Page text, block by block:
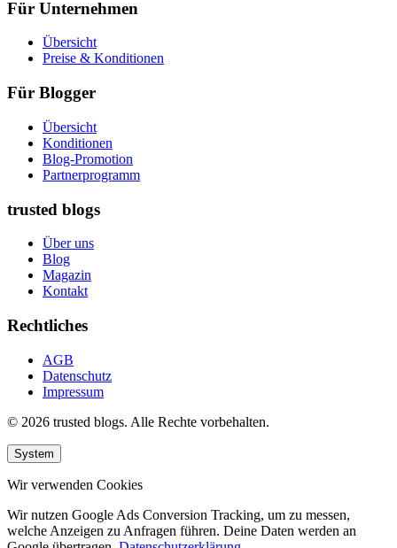
Für Unternehmen
Übersicht
Preise & Konditionen
Für Blogger
Übersicht
Konditionen
Blog-Promotion
Partnerprogramm
trusted blogs
Über uns
Blog
Magazin
Kontakt
Rechtliches
AGB
Datenschutz
Impressum
© 2026 trusted blogs. Alle Rechte vorbehalten.
System
Wir verwenden Cookies
Wir nutzen Google Ads Conversion Tracking, um zu messen,
welche Anzeigen zu Anfragen führen. Deine Daten werden an